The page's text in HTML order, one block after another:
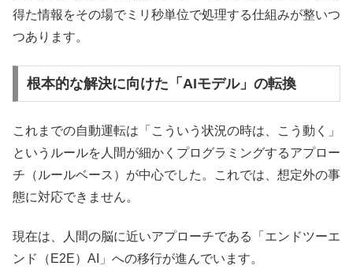
得た情報をその場でミリ秒単位で処理する仕組みが整いつ
つあります。
根本的な解決に向けた「AIモデル」の転換
これまでの自動運転は「こういう状況の時は、こう動く」
というルールを人間が細かくプログラミングするアプロー
チ（ルールベース）が中心でした。これでは、想定外の事
態に対応できません。
現在は、人間の脳に近いアプローチである「エンドツーエ
ンド（E2E）AI」への移行が進んでいます。